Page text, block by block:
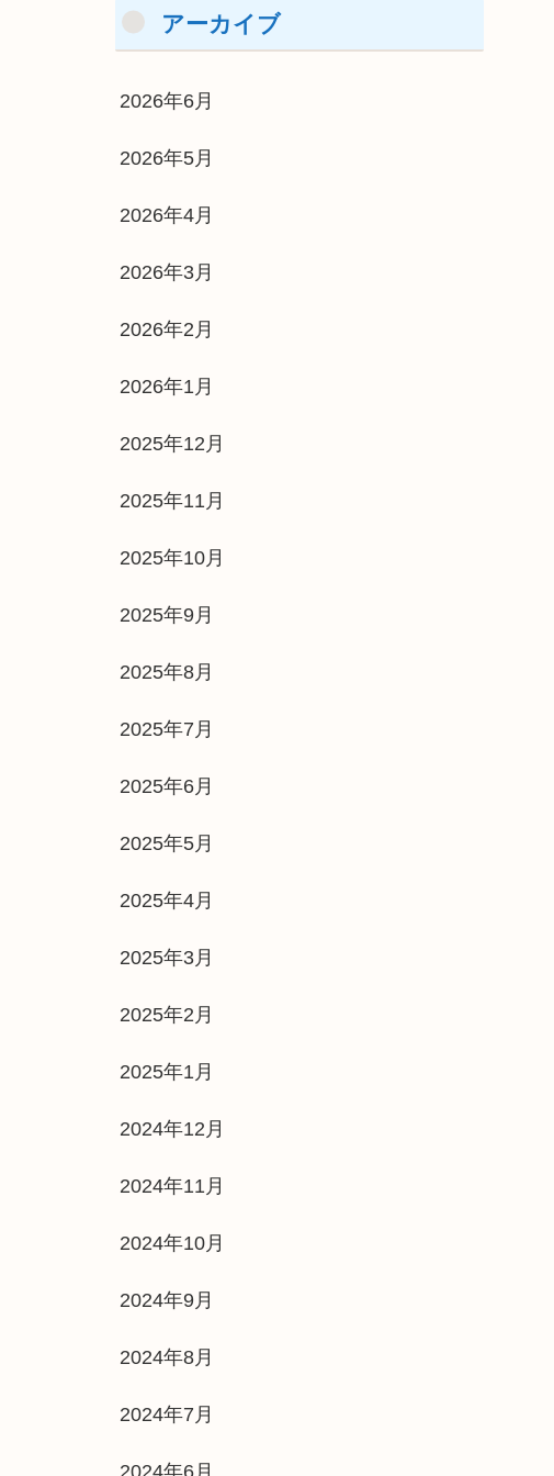
アーカイブ
2026年6月
2026年5月
2026年4月
2026年3月
2026年2月
2026年1月
2025年12月
2025年11月
2025年10月
2025年9月
2025年8月
2025年7月
2025年6月
2025年5月
2025年4月
2025年3月
2025年2月
2025年1月
2024年12月
2024年11月
2024年10月
2024年9月
2024年8月
2024年7月